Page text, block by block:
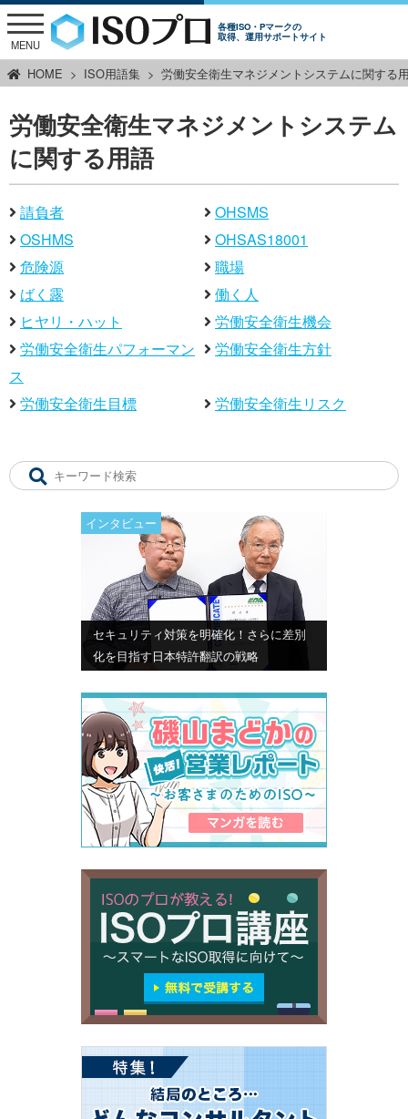
各種ISO・Pマークの
取得、運用サポートサイト
MENU
HOME ISO用語集 労働安全衛生マネジメントシステムに関する
労働安全衛生マネジメントシステム
に関する用語
請負者
OHSMS
OSHMS
OHSAS18001
危険源
職場
ばく露
働く人
ヒヤリ・ハット
労働安全衛生機会
労働安全衛生パフォーマン
ス
労働安全衛生方針
労働安全衛生目標 労働安全衛生リスク
インタビュー
セキュリティ対策を明確化！さらに差別
化を目指す日本特許翻訳の戦略